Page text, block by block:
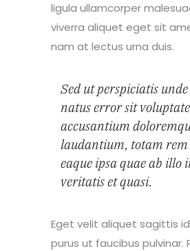
ligula ullamcorper
viverra aliquet eget sit
nam at lectus urna duis.
Sed ut perspiciatis
natus error sit
accusantium
laudantium, totam
eaque ipsa quae ab illo
veritatis et quasi.
Eget velit aliquet sagittis
purus ut faucibus pulvinar.